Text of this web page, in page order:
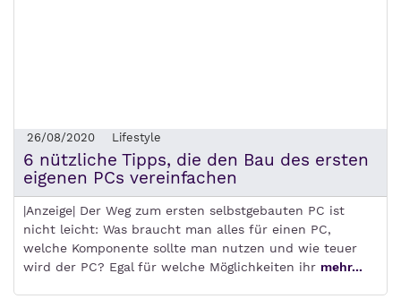
26/08/2020 Lifestyle
6 nützliche Tipps, die den Bau des ersten
eigenen PCs vereinfachen
|Anzeige| Der Weg zum ersten selbstgebauten PC ist
nicht leicht: Was braucht man alles für einen PC,
welche Komponente sollte man nutzen und wie teuer
wird der PC? Egal für welche Möglichkeiten ihr mehr...